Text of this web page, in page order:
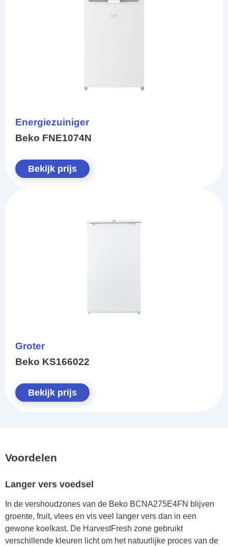
Energiezuiniger
Beko FNE1074N
Bekijk prijs
Groter
Beko KS166022
Bekijk prijs
Voordelen
Langer vers voedsel
In de vershoudzones van de Beko BCNA275E4FN blijven
groente, fruit, vlees en vis veel langer vers dan in een
gewone koelkast. De HarvestFresh zone gebruikt
verschillende kleuren licht om het natuurlijke proces van de